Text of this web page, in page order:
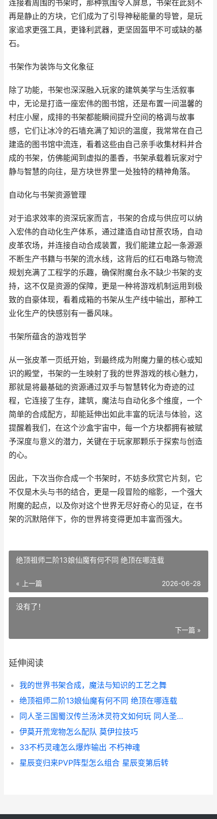
连接着周围的书架时，那种氛围令人屏息，书架在此刻不
再是静止的方块，它们成为了引导神秘能量的导管，是玩
家追求更强工具，更锋利武器，更坚固盔甲不可或缺的基
石。
书架作为装饰与文化象征
除了功能，书架也深深融入玩家的建筑美学与生活叙事
中，无论是打造一座宏伟的图书馆，还是布置一间温馨的
村庄小屋，成排的书架都能瞬间提升空间的格调与故事
感，它们让冰冷的石墙充满了知识的温度，我常常在自己
建造的图书馆中流连，看着这些由自己亲手收集材料并合
成的书架，仿佛能闻到虚拟的墨香，书架承载着玩家对宁
静与智慧的向往，是方块世界里一处独特的精神角落。
自动化与书架资源管理
对于追求效率的资深玩家而言，书架的合成与供应可以纳
入宏伟的自动化生产体系，通过建造自动甘蔗农场，自动
皮革农场，并连接自动合成装置，我们能建立起一条源源
不断生产书籍与书架的流水线，这背后的红石电路与物流
规划充满了工程学的乐趣，确保附魔台永不缺少书架的支
持，这不仅是资源的保障，更是一种将游戏机制运用到极
致的自豪体现，看着成箱的书架从生产线中输出，那种工
业化生产的快感别有一番风味。
书架所蕴含的游戏哲学
从一张皮革一页纸开始，到最终成为附魔力量的核心或知
识的殿堂，书架的一生映射了我的世界游戏的核心魅力，
那就是将最基础的资源通过双手与智慧转化为奇迹的过
程，它连接了生存，建筑，魔法与自动化多个维度，一个
简单的合成配方，却能延伸出如此丰富的玩法与体验，这
提醒着我们，在这个沙盒宇宙中，每一个方块都拥有被赋
予深度与意义的潜力，关键在于玩家那颗乐于探索与创造
的心。
因此，下次当你合成一个书架时，不妨多欣赏它片刻，它
不仅是木头与书的结合，更是一段冒险的缩影，一个强大
附魔的起点，以及你对这个世界无尽好奇心的见证，在书
架的沉默陪伴下，你的世界将变得更加丰富而强大。
绝顶祖师二阶13娘仙魔有何不同 绝顶在哪连载
« 上一篇 2026-06-28
没有了！
下一篇 »
延伸阅读
我的世界书架合成，魔法与知识的工艺之舞
绝顶祖师二阶13娘仙魔有何不同 绝顶在哪连载
同人圣三国蜀汉传兰汤沐灵符文如何玩 同人圣三国蜀汉传兑换码
伊莫开荒宠物怎么配队 莫伊拉技巧
33不朽灵魂怎么爆炸输出 不朽神魂
星辰变归来PVP阵型怎么组合 星辰变第后转